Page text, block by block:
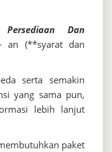
Persediaan Dan
an (**syarat dan
serta semakin
yang sama pun,
lebih lanjut
paket